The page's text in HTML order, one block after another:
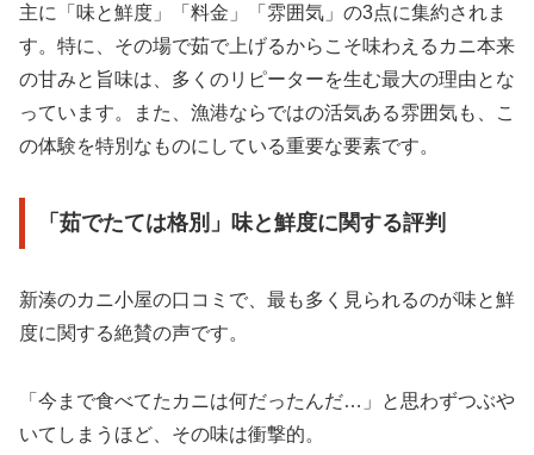
主に「味と鮮度」「料金」「雰囲気」の3点に集約されま
す。特に、その場で茹で上げるからこそ味わえるカニ本来
の甘みと旨味は、多くのリピーターを生む最大の理由とな
っています。また、漁港ならではの活気ある雰囲気も、こ
の体験を特別なものにしている重要な要素です。
「茹でたては格別」味と鮮度に関する評判
新湊のカニ小屋の口コミで、最も多く見られるのが味と鮮
度に関する絶賛の声です。
「今まで食べてたカニは何だったんだ…」と思わずつぶや
いてしまうほど、その味は衝撃的。